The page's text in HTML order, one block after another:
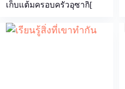
เก็บแต้มครอบครัวอุซากิ[